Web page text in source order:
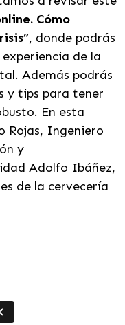
Cómo
, donde podrás
de la
Además podrás
y tips para tener
En esta
Rojas, Ingeniero
y
Adolfo Ibáñez,
de la cervecería